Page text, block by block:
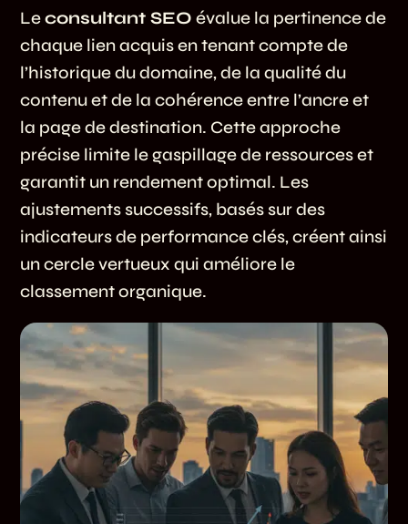
Leconsultant SEO évalue la pertinence de
chaque lien acquis en tenant compte de
l’historique du domaine, de la qualité du
contenu et de la cohérence entre l’ancre et
la page de destination. Cette approche
précise limite le gaspillage de ressources et
garantit un rendement optimal. Les
ajustements successifs, basés sur des
indicateurs de performance clés, créent ainsi
un cercle vertueux qui améliore le
classement organique.